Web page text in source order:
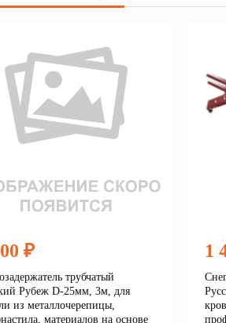
₽
трубчатый
Рубеж D-25мм, 3м, для
из металлочерепицы,
материалов на основе
1